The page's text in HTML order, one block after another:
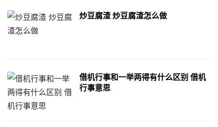
炒豆腐渣 炒豆腐渣怎么做
借机行事和一举两得有什么区别 借机
行事意思